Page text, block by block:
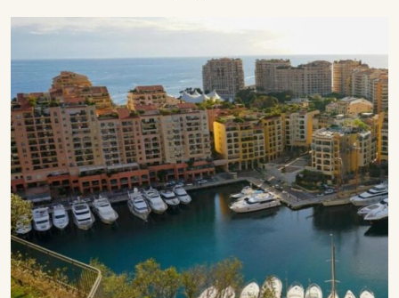
FOLLOW
Facebook
Instagram
Youtube
TikTok
X(Twitter)